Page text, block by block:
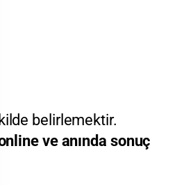
belirlemektir.
ve anında sonuç